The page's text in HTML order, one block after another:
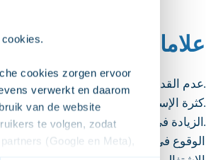
cookies zorgen ervoor
verwerkt en daarom
van de website
te volgen, zodat
(Google en Meta),
علامات الإدمان
عدم القدرة على التحكم.
كثرة الإستعمال أو الإستمرار على ذالك وتجاوز المدة التي كنت حددتها للتوقف.
الزيادة في الإستعمال على القدر الذي قد حددت.
الوقوع في المشاكل أو تجاوز الحدود